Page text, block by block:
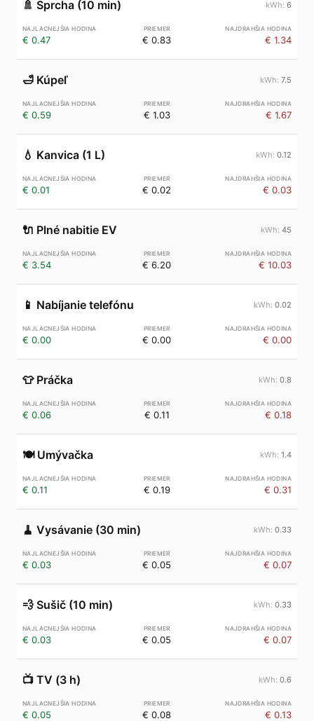
🚿 Sprcha (10 min) 6
€ 0.47 € 0.83 € 1.34
🛁 Kúpeľ 7.5
€ 0.59 € 1.03 € 1.67
💧 Kanvica (1 L) 0.12
€ 0.01 € 0.02 € 0.03
🔌 Plné nabitie EV 45
€ 3.54 € 6.20 € 10.03
📱 Nabíjanie telefónu 0.02
€ 0.00 € 0.00 € 0.00
👕 Práčka 0.8
€ 0.06 € 0.11 € 0.18
🍽️ Umývačka 1.4
€ 0.11 € 0.19 € 0.31
🧹 Vysávanie (30 min) 0.33
€ 0.03 € 0.05 € 0.07
💨 Sušič (10 min) 0.33
€ 0.03 € 0.05 € 0.07
📺 TV (3 h) 0.6
€ 0.05 € 0.08 € 0.13